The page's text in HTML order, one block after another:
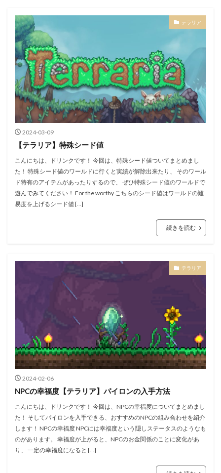
テラリア
2024-03-09
【テラリア】特殊シード値
こんにちは、ドリンクです！ 今回は、特殊シード値ついてまとめまし
た！ 特殊シード値のワールドに行くと実績が解除出来たり、 そのワール
ド特有のアイテムがあったりするので、 ぜひ特殊シード値のワールドで
遊んでみてください！ For the worthy こちらのシード値はワールドの難
易度を上げるシード値 […]
続きを読む
テラリア
2024-02-06
NPCの幸福度【テラリア】パイロンの入手方法
こんにちは、ドリンクです！ 今回は、NPCの幸福度についてまとめまし
た！ そしてパイロンを入手できる、おすすめのNPCの組み合わせを紹介
します！ NPCの幸福度 NPCには幸福度という隠しステータスのようなも
のがあります。 幸福度が上がると、NPCのお金関係のことに変化があ
り、 一定の幸福度になると […]